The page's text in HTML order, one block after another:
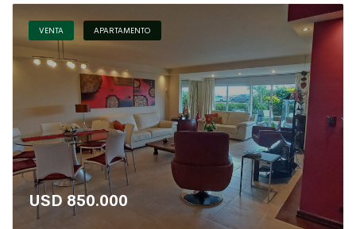
VENTA APARTAMENTO
USD 850.000